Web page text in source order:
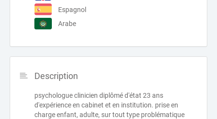
Espagnol
Arabe
Description
psychologue clinicien diplômé d'état 23 ans
d'expérience en cabinet et en institution. prise en
charge enfant, adulte, sur tout type problématique